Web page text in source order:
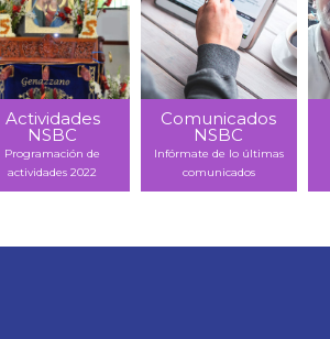
Actividades
NSBC
Programación de
actividades 2022
Comunicados
NSBC
Infórmate de lo últimas
comunicados